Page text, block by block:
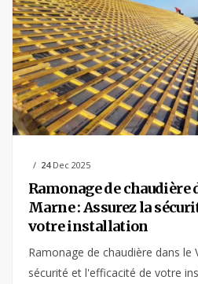
24Dec 2025
Ramonage de chaudière
Marne : Assurez la
votre installation
Ramonage de chaudière dans le
sécurité et l'efficacité de votre